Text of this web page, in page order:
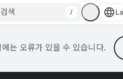
/
는 오류가 있을 수 있습니다.